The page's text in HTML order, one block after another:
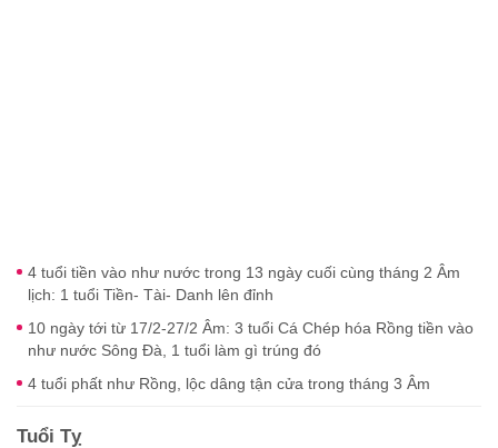
4 tuổi tiền vào như nước trong 13 ngày cuối cùng tháng 2 Âm
lịch: 1 tuổi Tiền- Tài- Danh lên đỉnh
10 ngày tới từ 17/2-27/2 Âm: 3 tuổi Cá Chép hóa Rồng tiền vào
như nước Sông Đà, 1 tuổi làm gì trúng đó
4 tuổi phất như Rồng, lộc dâng tận cửa trong tháng 3 Âm
Tuổi Tỵ